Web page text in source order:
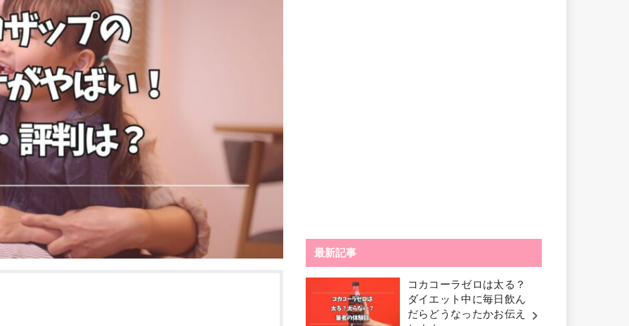
最新記事
コカコーラゼロは太る？
ダイエット中に毎日飲ん
だらどうなったかお伝え